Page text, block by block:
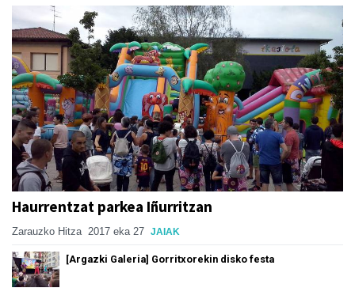
Haurrentzat parkea Iñurritzan
Zarauzko Hitza 2017 eka 27 JAIAK
[Argazki Galeria] Gorritxorekin disko festa